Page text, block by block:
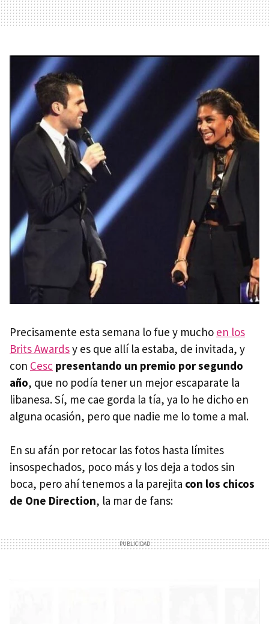
Precisamente esta semana lo fue y mucho en los
Brits Awardsy es que allí la estaba, de invitada, y
con Cesc presentando un premio por segundo
año, que no podía tener un mejor escaparate la
libanesa. Sí, me cae gorda la tía, ya lo he dicho en
alguna ocasión, pero que nadie me lo tome a mal.
En su afán por retocar las fotos hasta límites
insospechados, poco más y los deja a todos sin
boca, pero ahí tenemos a la parejita con los chicos
de One Direction, la mar de fans: